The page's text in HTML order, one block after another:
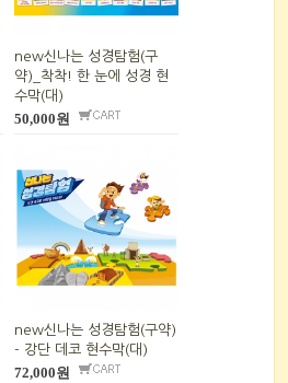
new신나는 성경탐험(구
약)_착착! 한 눈에 성경 현
수막(대)
50,000원
new신나는 성경탐험(구약)
- 강단 데코 현수막(대)
72,000원